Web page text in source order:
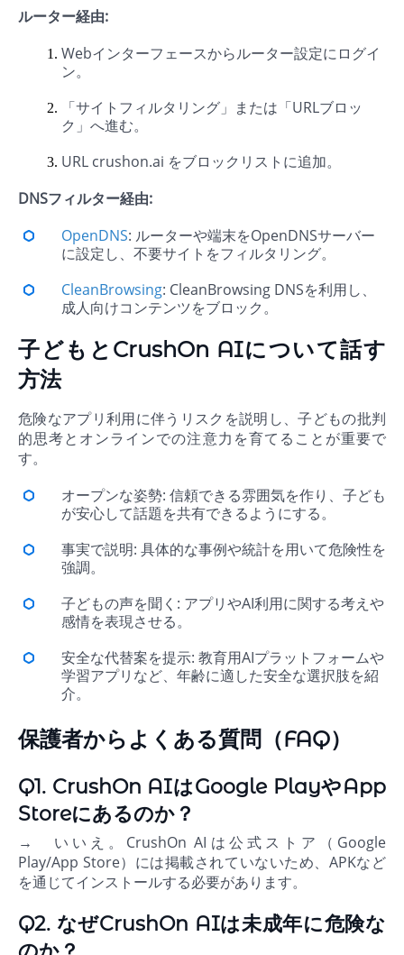
ルーター経由:
Webインターフェースからルーター設定にログイ
ン。
「サイトフィルタリング」または「URLブロッ
ク」へ進む。
URL crushon.ai をブロックリストに追加。
DNSフィルター経由:
OpenDNS: ルーターや端末をOpenDNSサーバー
に設定し、不要サイトをフィルタリング。
CleanBrowsing: CleanBrowsing DNSを利用し、
成人向けコンテンツをブロック。
子どもとCrushOn AIについて話す
方法
危険なアプリ利用に伴うリスクを説明し、子どもの批判
的思考とオンラインでの注意力を育てることが重要で
す。
オープンな姿勢: 信頼できる雰囲気を作り、子ども
が安心して話題を共有できるようにする。
事実で説明: 具体的な事例や統計を用いて危険性を
強調。
子どもの声を聞く: アプリやAI利用に関する考えや
感情を表現させる。
安全な代替案を提示: 教育用AIプラットフォームや
学習アプリなど、年齢に適した安全な選択肢を紹
介。
保護者からよくある質問（FAQ）
Q1. CrushOn AIはGoogle PlayやApp
Storeにあるのか？
→ いいえ。CrushOn AIは公式ストア（Google
Play/App Store）には掲載されていないため、APKなど
を通じてインストールする必要があります。
Q2. なぜCrushOn AIは未成年に危険な